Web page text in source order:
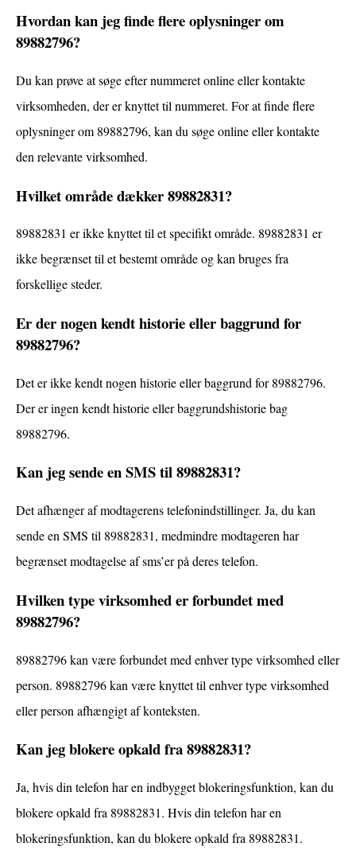
Hvordan kan jeg finde flere oplysninger om
89882796?
Du kan prøve at søge efter nummeret online eller kontakte
virksomheden, der er knyttet til nummeret. For at finde flere
oplysninger om 89882796, kan du søge online eller kontakte
den relevante virksomhed.
Hvilket område dækker 89882831?
89882831 er ikke knyttet til et specifikt område. 89882831 er
ikke begrænset til et bestemt område og kan bruges fra
forskellige steder.
Er der nogen kendt historie eller baggrund for
89882796?
Det er ikke kendt nogen historie eller baggrund for 89882796.
Der er ingen kendt historie eller baggrundshistorie bag
89882796.
Kan jeg sende en SMS til 89882831?
Det afhænger af modtagerens telefonindstillinger. Ja, du kan
sende en SMS til 89882831, medmindre modtageren har
begrænset modtagelse af sms’er på deres telefon.
Hvilken type virksomhed er forbundet med
89882796?
89882796 kan være forbundet med enhver type virksomhed eller
person. 89882796 kan være knyttet til enhver type virksomhed
eller person afhængigt af konteksten.
Kan jeg blokere opkald fra 89882831?
Ja, hvis din telefon har en indbygget blokeringsfunktion, kan du
blokere opkald fra 89882831. Hvis din telefon har en
blokeringsfunktion, kan du blokere opkald fra 89882831.